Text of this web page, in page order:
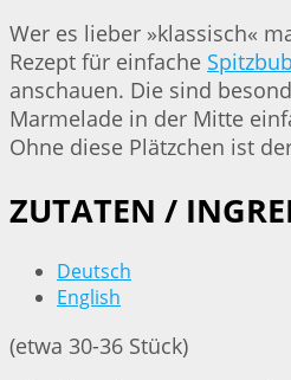
Wer es lieber »klassisch«
Rezept für einfache
anschauen. Die sind
Marmelade in der Mitte
Ohne diese Plätzchen ist
ZUTATEN /
Deutsch
English
(etwa 30-36 Stück)